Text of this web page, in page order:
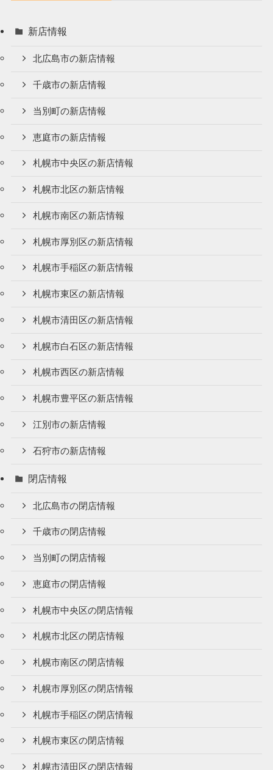
新店情報
北広島市の新店情報
千歳市の新店情報
当別町の新店情報
恵庭市の新店情報
札幌市中央区の新店情報
札幌市北区の新店情報
札幌市南区の新店情報
札幌市厚別区の新店情報
札幌市手稲区の新店情報
札幌市東区の新店情報
札幌市清田区の新店情報
札幌市白石区の新店情報
札幌市西区の新店情報
札幌市豊平区の新店情報
江別市の新店情報
石狩市の新店情報
閉店情報
北広島市の閉店情報
千歳市の閉店情報
当別町の閉店情報
恵庭市の閉店情報
札幌市中央区の閉店情報
札幌市北区の閉店情報
札幌市南区の閉店情報
札幌市厚別区の閉店情報
札幌市手稲区の閉店情報
札幌市東区の閉店情報
札幌市清田区の閉店情報